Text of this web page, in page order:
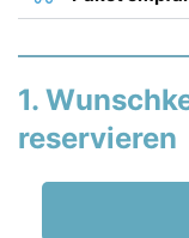
1.
reservieren